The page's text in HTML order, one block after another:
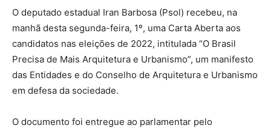
O deputado estadual Iran Barbosa (Psol) recebeu, na
manhã desta segunda-feira, 1º, uma Carta Aberta aos
candidatos nas eleições de 2022, intitulada “O Brasil
Precisa de Mais Arquitetura e Urbanismo”, um manifesto
das Entidades e do Conselho de Arquitetura e Urbanismo
em defesa da sociedade.
O documento foi entregue ao parlamentar pelo